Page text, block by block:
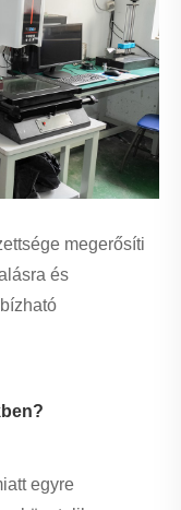
megerősíti
és
egyre